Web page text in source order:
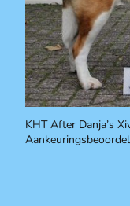
KHT After Danja’s